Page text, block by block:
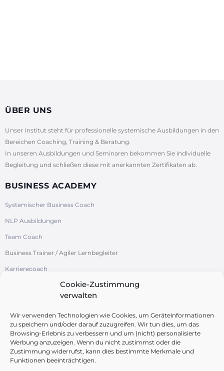
Cookie-Zustimmung
verwalten
Wir verwenden Technologien wie Cookies, um Geräteinformationen
zu speichern und/oder darauf zuzugreifen. Wir tun dies, um das
Browsing-Erlebnis zu verbessern und um (nicht) personalisierte
Werbung anzuzeigen. Wenn du nicht zustimmst oder die
Zustimmung widerrufst, kann dies bestimmte Merkmale und
Funktionen beeinträchtigen.
ÜBER UNS
Unser Institut steht für professionelle systemische Ausbildungen in den
Bereichen Coaching, Training & Beratung.
In unseren Ausbildungen und Seminaren bekommen Sie individuelle
Begleitung und schließen diese mit anerkannten Zertifikaten ab.
BUSINESS ACADEMY
Systemischer Business Coach
NLP Ausbildungen
Team Coach
Business Trainer / Agiler Lernbegleiter
Karrierecoach
Systemische Organisationsentwicklung
/ Change-Management